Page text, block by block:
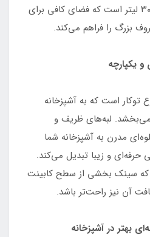
همچنین، ظرفیت هر لگن ۳۰ لیتر است که فضای کافی برای
بزرگ را فراهم می‌کند.
یکپارچه
است که به آشپزخانه
لبه‌های ظریف و
مدرن به آشپزخانه شما
و زیبا تبدیل می‌کند.
سینک بخشی از سطح کابینت
آن نیز راحت‌تر باشد.
بهتر در آشپزخانه